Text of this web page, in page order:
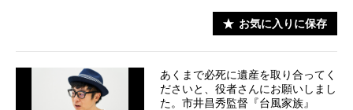
お気に入りに保存
あくまで必死に遺産を取り合ってく
ださいと、役者さんにお願いしまし
た。市井昌秀監督『台風家族』